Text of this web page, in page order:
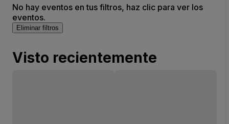
No hay eventos en tus filtros, haz clic para ver los
eventos.
Eliminar filtros
Visto recientemente